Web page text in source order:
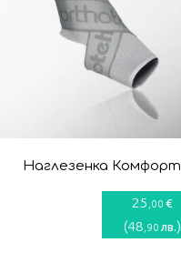
Наглезенка Комфорт
25 ,00 €
(48 ,90 лв.)